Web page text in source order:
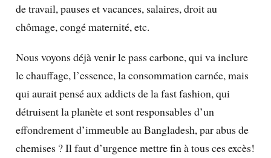
de travail, pauses et vacances, salaires, droit au
chômage, congé maternité, etc.
Nous voyons déjà venir le pass carbone, qui va inclure
le chauffage, l’essence, la consommation carnée, mais
qui aurait pensé aux addicts de la fast fashion, qui
détruisent la planète et sont responsables d’un
effondrement d’immeuble au Bangladesh, par abus de
chemises ? Il faut d’urgence mettre fin à tous ces excès!